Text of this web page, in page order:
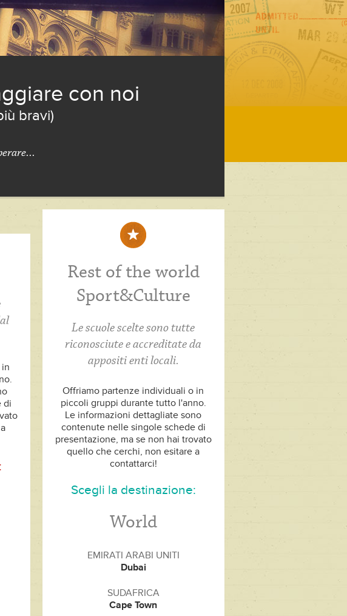
con noi
bravi)
di
Rest of the world
Sport&Culture
Le scuole scelte sono tutte
riconosciute e accreditate da
appositi enti locali.
Offriamo partenze individuali o in
piccoli gruppi durante tutto l'anno.
Le informazioni dettagliate sono
contenute nelle singole schede di
presentazione, ma se non hai trovato
quello che cerchi, non esitare a
contattarci!
Scegli la destinazione:
World
EMIRATI ARABI UNITI
Dubai
SUDAFRICA
Cape Town